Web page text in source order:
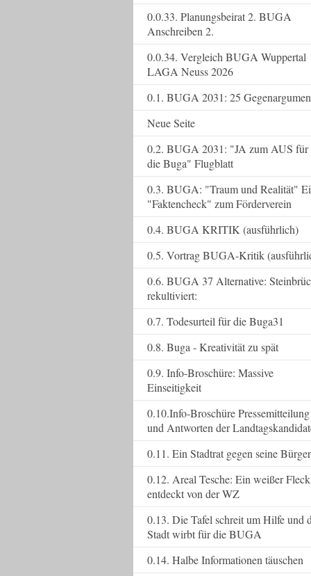
0.0.33. Planungsbeirat 2. BUGA
Anschreiben 2.
0.0.34. Vergleich BUGA Wuppertal
LAGA Neuss 2026
0.1. BUGA 2031: 25
Neue Seite
0.2. BUGA 2031: "JA zum AUS für
die Buga" Flugblatt
0.3. BUGA: "Traum und Realität"
"Faktencheck" zum Förderverein
0.4. BUGA KRITIK (ausführlich)
0.5. Vortrag BUGA-Kritik
0.6. BUGA 37 Alternative:
rekultiviert:
0.7. Todesurteil für die Buga31
0.8. Buga - Kreativität zu spät
0.9. Info-Broschüre: Massive
Einseitigkeit
0.10.Info-Broschüre Pressemitteilung
und Antworten der
0.11. Ein Stadtrat gegen seine Bürger
0.12. Areal Tesche: Ein weißer
entdeckt von der WZ
0.13. Die Tafel schreit um Hilfe und
Stadt wirbt für die BUGA
0.14. Halbe Informationen täuschen